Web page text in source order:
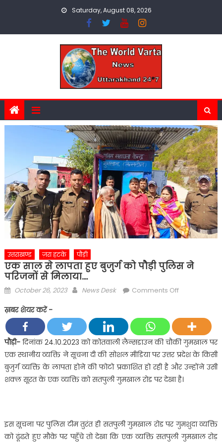
Saturday, August 08, 2026
उत्तराखण्ड ज़रा हटके पौड़ी
एक साल से लापता हुए बुजुर्ग को पौड़ी पुलिस ने
परिजनों से मिलाया….
Posted
October 26, 2023 Author
News Desk Comments Offon
लापता
हुए
बुजुर्ग
को
पौड़ी
से
मिलाया….
ख़बर शेयर करें -
पौड़ी-दिनांक 24.10.2023 को कोतवाली लैन्सडाउन की चौकी गुमखाल पर
एक स्थानीय व्यक्ति ने सूचना दी की सोशल मीडिया पर उत्तर प्रदेश के किसी
बुजुर्ग व्यक्ति के लापता होने की फोटो प्रकाशित हो रही है और उन्होंने उसी
शक्ल सूरत के एक व्यक्ति को सतपुली गुमखाल रोड पर देखा है।
इस सूचना पर पुलिस टीम तुरंत ही सतपुली गुमखाल रोड पर गुमशुदा व्यक्ति
को ढूंढते हुए मौके पर पहुँचे तो देखा कि एक व्यक्ति सतपुली गुमखाल रोड़